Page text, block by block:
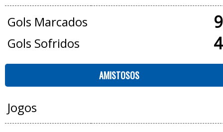
Gols Marcados
Gols Sofridos
AMISTOSOS
Jogos